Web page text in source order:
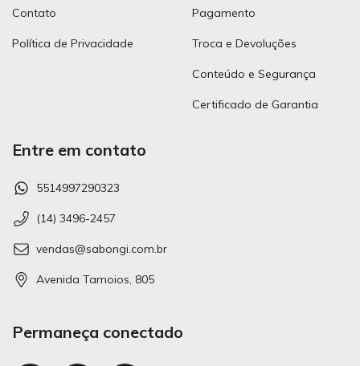
Contato
Política de Privacidade
Pagamento
Troca e Devoluções
Conteúdo e Segurança
Certificado de Garantia
Entre em contato
5514997290323
(14) 3496-2457
vendas@sabongi.com.br
Avenida Tamoios, 805
Permaneça conectado